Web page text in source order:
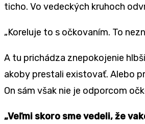
ticho. Vo vedeckých kruhoch
„Koreluje to s očkovaním. To
A tu prichádza znepokojenie
akoby prestali existovať. Alebo
On sám však nie je odporcom
„Veľmi skoro sme vedeli, že